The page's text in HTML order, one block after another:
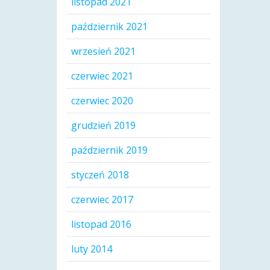
październik 2021
wrzesień 2021
czerwiec 2021
czerwiec 2020
grudzień 2019
październik 2019
styczeń 2018
czerwiec 2017
listopad 2016
luty 2014